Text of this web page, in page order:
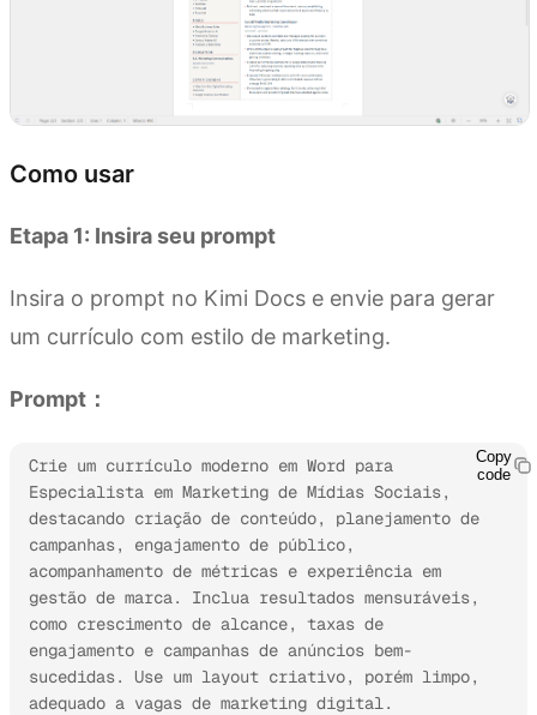
Como usar
Etapa 1: Insira seu prompt
Insira o prompt no Kimi Docs e envie para gerar
um currículo com estilo de marketing.
Prompt：
Crie um currículo moderno em Word para
Especialista em Marketing de Mídias Sociais,
destacando criação de conteúdo, planejamento de
campanhas, engajamento de público,
acompanhamento de métricas e experiência em
gestão de marca. Inclua resultados mensuráveis,
como crescimento de alcance, taxas de
engajamento e campanhas de anúncios bem-
sucedidas. Use um layout criativo, porém limpo,
adequado a vagas de marketing digital.
Copy
code